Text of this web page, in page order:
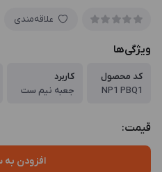
علاقه‌مندی
ویژگی‌ها
کد محصول
NP1 PBQ1
کاربرد
جعبه نیم ست
قیمت:
افزودن به